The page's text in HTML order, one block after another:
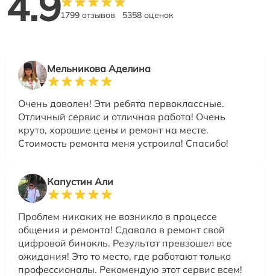
1799 отзывов 5358 оценок
Мельникова Аделина
Очень доволен! Эти ребята первоклассные.
Отличный сервис и отличная работа! Очень
круто, хорошие цены и ремонт на месте.
Стоимость ремонта меня устроила! Спасибо!
Капустин Али
Проблем никаких не возникло в процессе
общения и ремонта! Сдавала в ремонт свой
цифровой бинокль. Результат превзошел все
ожидания! Это то место, где работают только
профессионалы. Рекомендую этот сервис всем!